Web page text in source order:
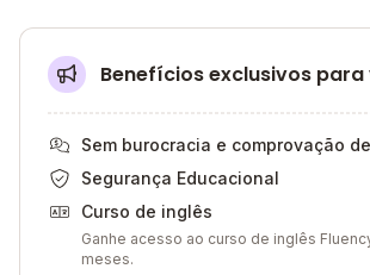
Benefícios exclusivos
Sem burocracia e comprovação
Segurança Educacional
Curso de inglês
Ganhe acesso ao curso de inglês
meses.